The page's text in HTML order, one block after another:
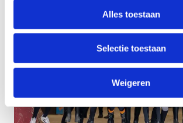
Alles toestaan
Selectie toestaan
Weigeren